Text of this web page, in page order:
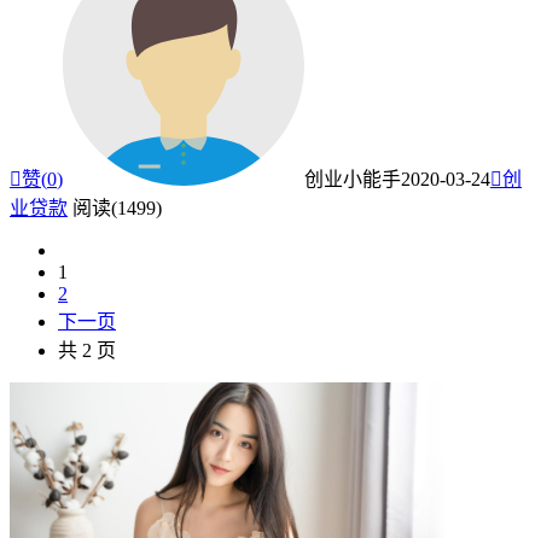
赞(0) 创业小能手2020-03-24创
业贷款 阅读(1499)
1
2
下一页
共 2 页